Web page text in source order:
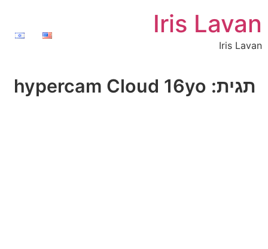
Iris Lavan
Iris Lavan
תגית: hypercam Cloud 16yo